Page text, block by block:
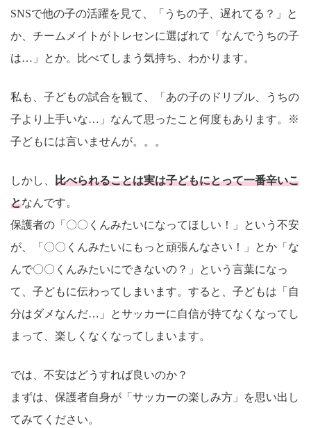
SNSで他の子の活躍を見て、「うちの子、遅れてる？」と
か、チームメイトがトレセンに選ばれて「なんでうちの子
は…」とか。比べてしまう気持ち、わかります。
私も、子どもの試合を観て、「あの子のドリブル、うちの
子より上手いな…」なんて思ったこと何度もあります。※
子どもには言いませんが。。。
しかし、 比べられることは実は子どもにとって一番辛いこ
となんです。
保護者の「〇〇くんみたいになってほしい！」という不安
が、「〇〇くんみたいにもっと頑張んなさい！」とか「な
んで〇〇くんみたいにできないの？」という言葉になっ
て、子どもに伝わってしまいます。すると、子どもは「自
分はダメなんだ…」とサッカーに自信が持てなくなってし
まって、楽しくなくなってしまいます。
では、不安はどうすれば良いのか？
まずは、保護者自身が「サッカーの楽しみ方」を思い出し
てみてください。